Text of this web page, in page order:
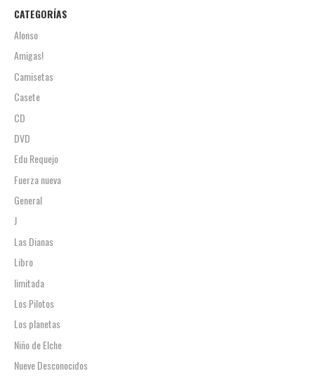
CATEGORÍAS
Alonso
Amigas!
Camisetas
Casete
CD
DVD
Edu Requejo
Fuerza nueva
General
J
Las Dianas
Libro
limitada
Los Pilotos
Los planetas
Niño de Elche
Nueve Desconocidos